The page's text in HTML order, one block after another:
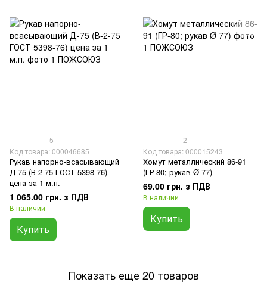
5
Код товара: 000046685
Рукав напорно-всасывающий
Д-75 (В-2-75 ГОСТ 5398-76)
цена за 1 м.п.
1 065.00 грн. з ПДВ
В наличии
Купить
2
Код товара: 000015243
Хомут металлический 86-91
(ГР-80; рукав Ø 77)
69.00 грн. з ПДВ
В наличии
Купить
Показать еще 20 товаров